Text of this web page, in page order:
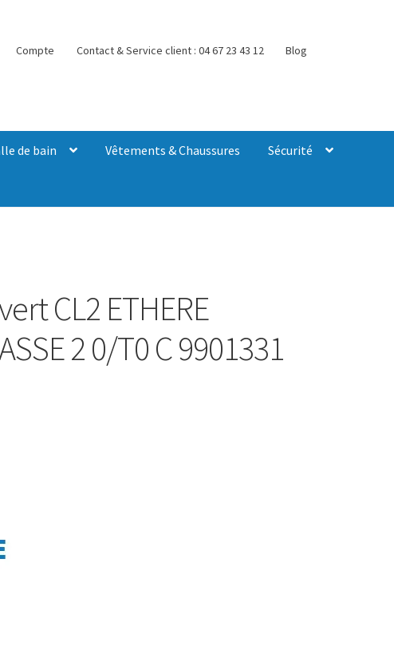
Compte Contact & Service client : 04 67 23 43 12 Blog
de bain Vêtements & Chaussures Sécurité
CL2 ETHERE
2 0/T0 C 9901331